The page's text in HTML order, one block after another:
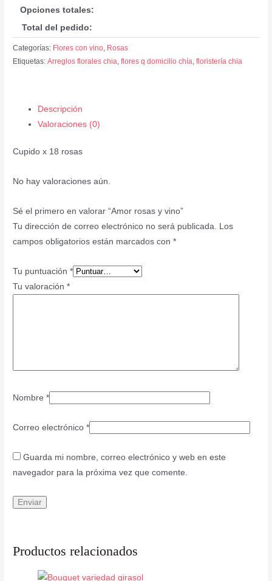
Opciones totales:
Total del pedido:
Categorías: Flores con vino, Rosas
Etiquetas:Arreglos florales chia,flores q domicilio chía,floristería chia
Descripción
Valoraciones (0)
Cupido x 18 rosas
No hay valoraciones aún.
Sé el primero en valorar “Amor rosas y vino”
Tu dirección de correo electrónico no será publicada.
Los
campos obligatorios están marcados con*
Tu puntuación*
Tu valoración*
Nombre*
Correo electrónico*
Guarda mi nombre, correo electrónico y web en este
navegador para la próxima vez que comente.
Productos relacionados